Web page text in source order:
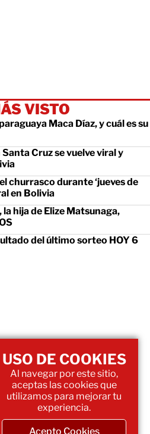
VISTO
Maca Díaz, y cuál es su
Cruz se vuelve viral y
churrasco durante ‘jueves de
en Bolivia
la hija de Elize Matsunaga,
del último sorteo HOY 6
USO DE COOKIES
Al navegar por este sitio,
aceptas las cookies que
utilizamos para mejorar tu
experiencia.
Acepto Cookies